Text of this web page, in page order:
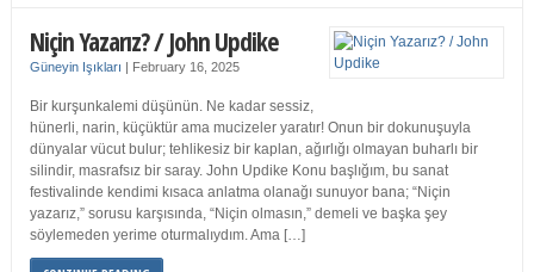
Niçin Yazarız? / John Updike
Güneyin Işıkları | February 16, 2025
Bir kurşunkalemi düşünün. Ne kadar sessiz,
hünerli, narin, küçüktür ama mucizeler yaratır! Onun bir dokunuşuyla
dünyalar vücut bulur; tehlikesiz bir kaplan, ağırlığı olmayan buharlı bir
silindir, masrafsız bir saray. John Updike Konu başlığım, bu sanat
festivalinde kendimi kısaca anlatma olanağı sunuyor bana; “Niçin
yazarız,” sorusu karşısında, “Niçin olmasın,” demeli ve başka şey
söylemeden yerime oturmalıydım. Ama […]